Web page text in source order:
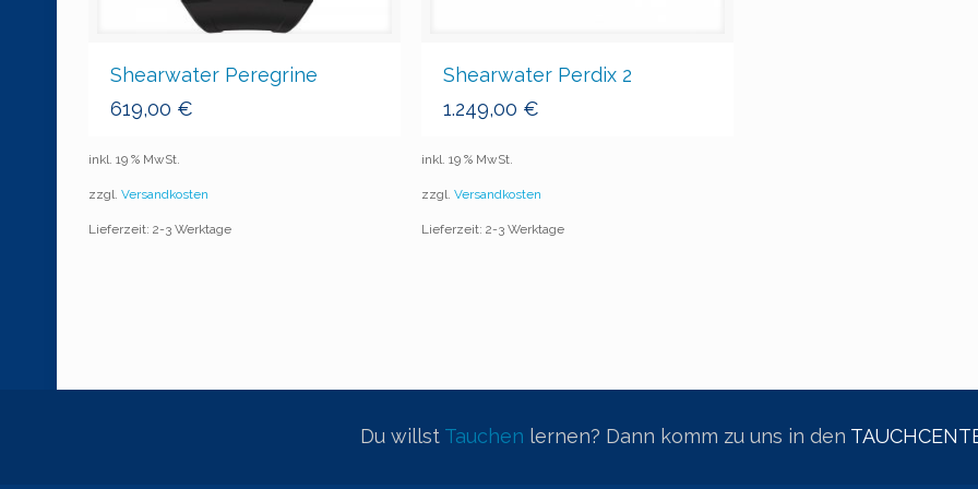
Shearwater Peregrine
619,00 €
inkl. 19 % MwSt.
zzgl. Versandkosten
Lieferzeit: 2-3 Werktage
Shearwater Perdix 2
1.249,00 €
inkl. 19 % MwSt.
zzgl. Versandkosten
Lieferzeit: 2-3 Werktage
Du willst Tauchen lernen? Dann komm zu uns in den